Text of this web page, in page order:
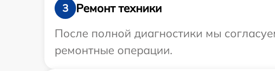
3
Ремонт техники
После полной диагностики мы
ремонтные операции.